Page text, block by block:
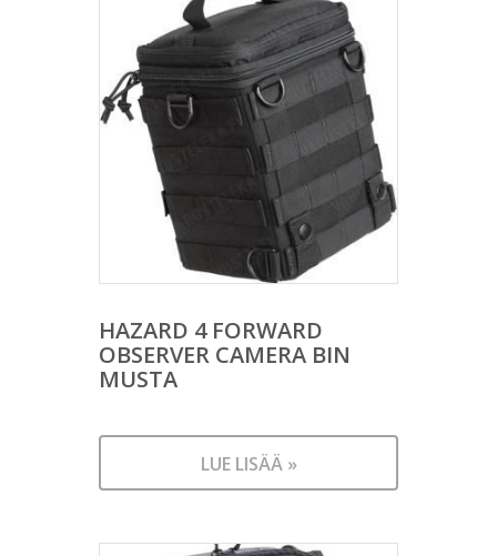
HAZARD 4 FORWARD
OBSERVER CAMERA BIN
MUSTA
LUE LISÄÄ »